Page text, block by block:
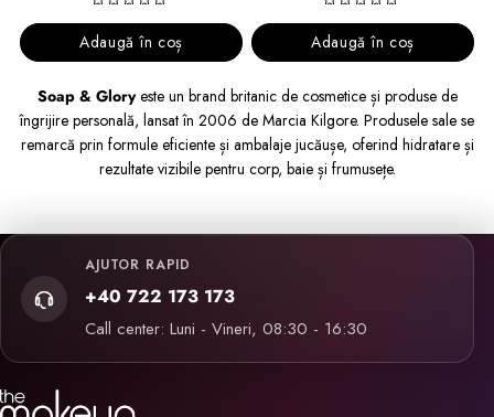
Adaugă în coș Adaugă în coș
Soap & Gloryeste un brand britanic de cosmetice și produse de
îngrijire personală, lansat în 2006 de Marcia Kilgore. Produsele sale se
remarcă prin formule eficiente și ambalaje jucăușe, oferind hidratare și
rezultate vizibile pentru corp, baie și frumusețe.
AJUTOR RAPID
+40 722 173 173
Call center: Luni - Vineri, 08:30 - 16:30